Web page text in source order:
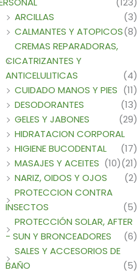
ARCILLAS
(3)
CALMANTES Y ATOPICOS(8)
CREMAS REPARADORAS,
CICATRIZANTES Y
ANTICELULITICAS
(4)
CUIDADO MANOS Y PIES (11)
DESODORANTES
(13)
GELES Y JABONES
(29)
HIDRATACION CORPORAL
(17)
HIGIENE BUCODENTAL
(21)
MASAJES Y ACEITES (10)
NARIZ, OIDOS Y OJOS
(2)
PROTECCION CONTRA
INSECTOS
(5)
PROTECCIÓN SOLAR, AFTER
- SUN Y BRONCEADORES
(6)
SALES Y ACCESORIOS DE
BAÑO
(5)